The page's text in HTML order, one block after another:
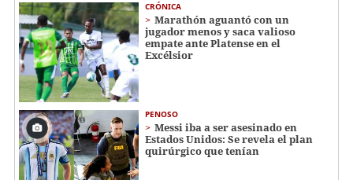
CRÓNICA
Marathón aguantó con un
jugador menos y saca valioso
empate ante Platense en el
Excélsior
PENOSO
Messi iba a ser asesinado en
Estados Unidos: Se revela el plan
quirúrgico que tenían